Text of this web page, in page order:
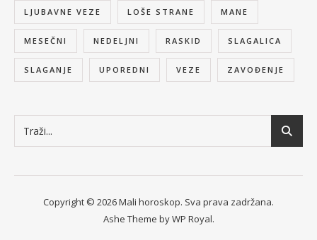
LJUBAVNE VEZE LOŠE STRANE MANE
MESEČNI NEDELJNI RASKID SLAGALICA
SLAGANJE UPOREDNI VEZE ZAVOĐENJE
Copyright © 2026 Mali horoskop. Sva prava zadržana.
Ashe Theme byWP Royal.